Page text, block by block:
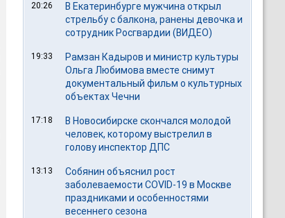
20:26
В Екатеринбурге мужчина открыл
стрельбу с балкона, ранены девочка и
сотрудник Росгвардии (ВИДЕО)
19:33
Рамзан Кадыров и министр культуры
Ольга Любимова вместе снимут
документальный фильм о культурных
объектах Чечни
17:18
В Новосибирске скончался молодой
человек, которому выстрелил в
голову инспектор ДПС
13:13
Собянин объяснил рост
заболеваемости COVID-19 в Москве
праздниками и особенностями
весеннего сезона